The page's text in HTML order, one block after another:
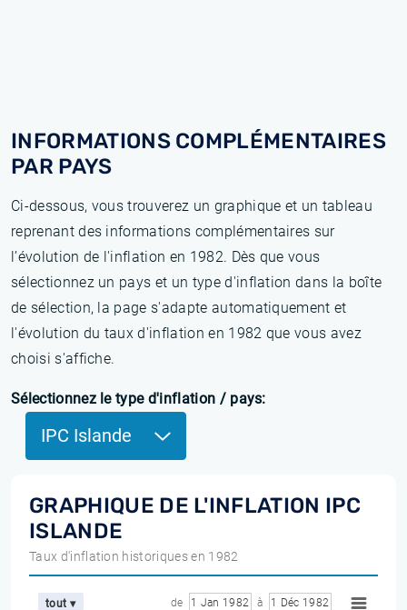
INFORMATIONS COMPLÉMENTAIRES
PAR PAYS
Ci-dessous, vous trouverez un graphique et un tableau
reprenant des informations complémentaires sur
l’évolution de l'inflation en 1982. Dès que vous
sélectionnez un pays et un type d'inflation dans la boîte
de sélection, la page s'adapte automatiquement et
l'évolution du taux d'inflation en 1982 que vous avez
choisi s'affiche.
Sélectionnez le type d'inflation / pays:
IPC Islande
GRAPHIQUE DE L'INFLATION IPC
ISLANDE
Taux d'inflation historiques en 1982
tout ▾ de 1 Jan 1982 à 1 Déc 1982